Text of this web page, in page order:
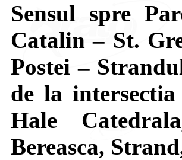
Sensul spre
Catalin – St.
Postei –
de la
Hale
Bereasca,